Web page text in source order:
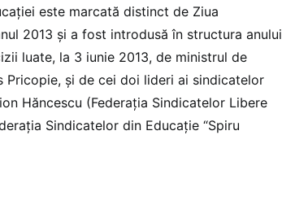
este marcată distinct de Ziua
2013 şi a fost introdusă în structura anului
luate, la 3 iunie 2013, de ministrul de
Pricopie, şi de cei doi lideri ai sindicatelor
Hăncescu (Federaţia Sindicatelor Libere
Sindicatelor din Educaţie “Spiru